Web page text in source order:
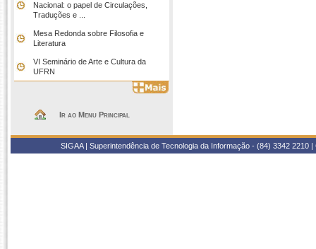
Nacional: o papel de Circulações,
Traduções e ...
Mesa Redonda sobre Filosofia e
Literatura
VI Seminário de Arte e Cultura da
UFRN
Ir ao Menu Principal
SIGAA | Superintendência de Tecnologia da Informação - (84) 3342